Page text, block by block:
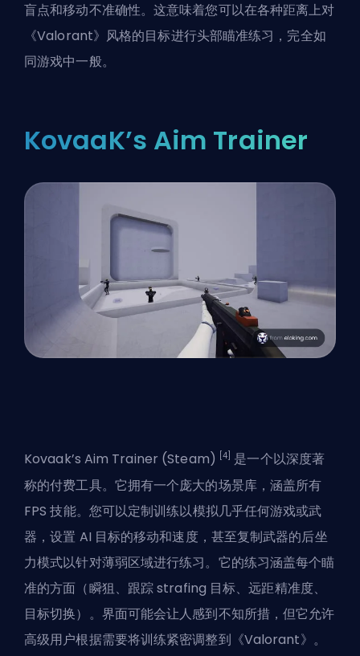
盲点和移动不准确性。这意味着您可以在各种距离上对
《Valorant》风格的目标进行头部瞄准练习，完全如
同游戏中一般。
KovaaK’s Aim Trainer
Kovaak’s Aim Trainer (Steam) [4] 是一个以深度著
称的付费工具。它拥有一个庞大的场景库，涵盖所有
FPS 技能。您可以定制训练以模拟几乎任何游戏或武
器，设置 AI 目标的移动和速度，甚至复制武器的后坐
力模式以针对薄弱区域进行练习。它的练习涵盖每个瞄
准的方面（瞬狙、跟踪 strafing 目标、远距精准度、
目标切换）。界面可能会让人感到不知所措，但它允许
高级用户根据需要将训练紧密调整到《Valorant》。